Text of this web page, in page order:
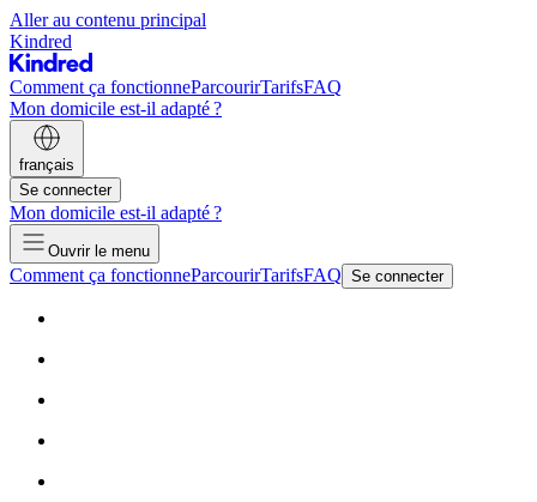
Aller au contenu principal
Kindred
Comment ça fonctionneParcourirTarifsFAQ
Mon domicile est-il adapté ?
français
Se connecter
Mon domicile est-il adapté ?
Ouvrir le menu
Comment ça fonctionneParcourirTarifsFAQ Se connecter